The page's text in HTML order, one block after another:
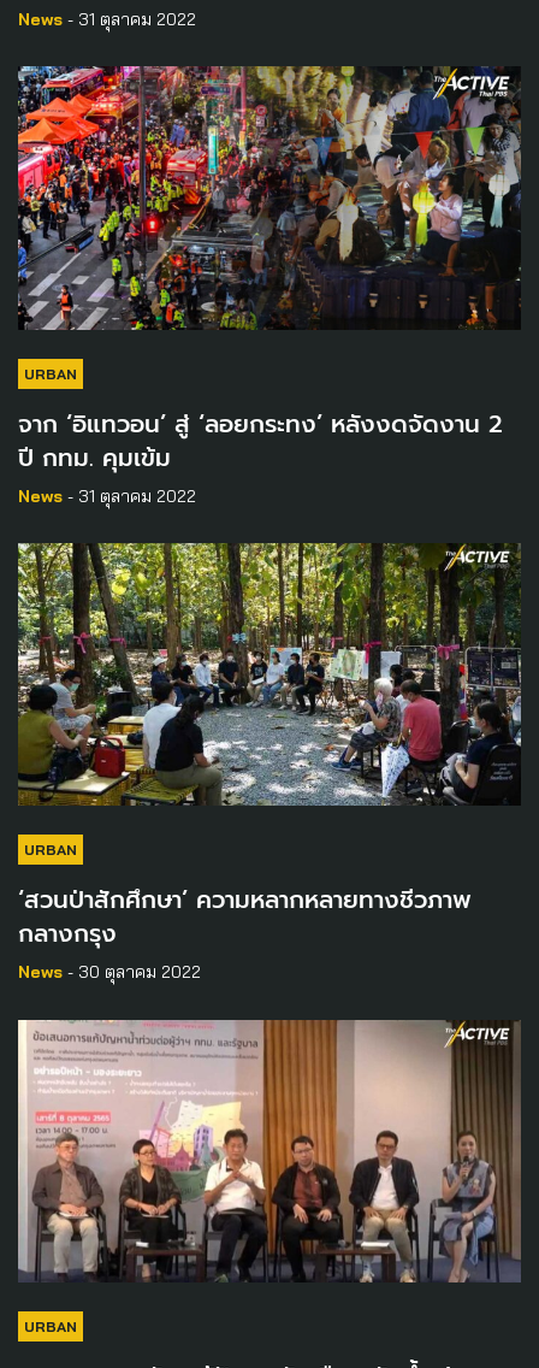
News - 31 ตุลาคม 2022
URBAN
จาก ‘อิแทวอน’ สู่ ‘ลอยกระทง’ หลังงดจัดงาน 2
ปี กทม. คุมเข้ม
News - 31 ตุลาคม 2022
URBAN
‘สวนป่าสักศึกษา’ ความหลากหลายทางชีวภาพ
กลางกรุง
News - 30 ตุลาคม 2022
URBAN